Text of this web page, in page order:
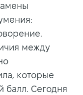
между
которые
балл. Сегодня